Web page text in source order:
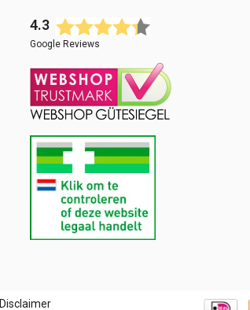
4.3
Google Reviews
Disclaimer